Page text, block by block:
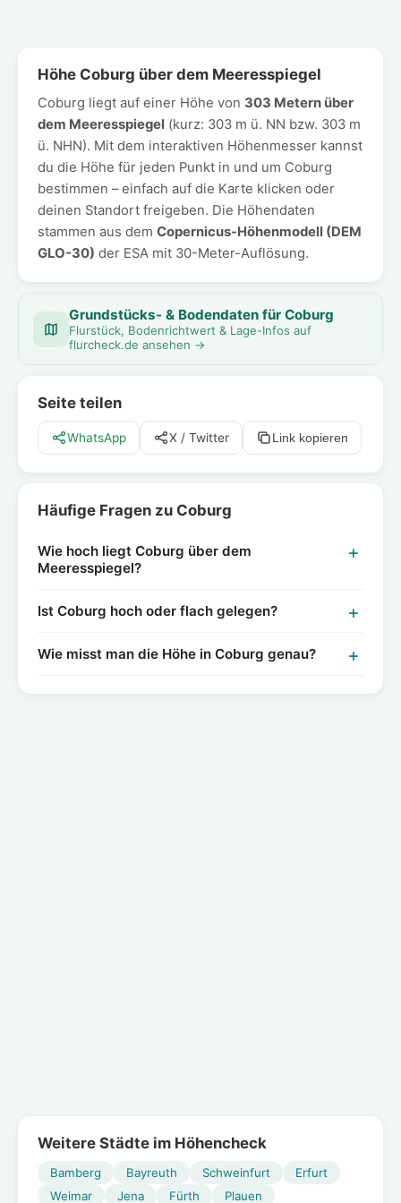
Höhe Coburg über dem Meeresspiegel
Coburg liegt auf einer Höhe von 303 Metern über
dem Meeresspiegel (kurz: 303 m ü. NN bzw. 303 m
ü. NHN). Mit dem interaktiven Höhenmesser kannst
du die Höhe für jeden Punkt in und um Coburg
bestimmen – einfach auf die Karte klicken oder
deinen Standort freigeben. Die Höhendaten
stammen aus dem Copernicus-Höhenmodell (DEM
GLO-30) der ESA mit 30-Meter-Auflösung.
Grundstücks- & Bodendaten für Coburg
Flurstück, Bodenrichtwert & Lage-Infos auf
flurcheck.de ansehen →
Seite teilen
WhatsApp X / Twitter Link kopieren
Häufige Fragen zu Coburg
Wie hoch liegt Coburg über dem
Meeresspiegel?
Ist Coburg hoch oder flach gelegen?
Wie misst man die Höhe in Coburg genau?
Weitere Städte im Höhencheck
Bamberg Bayreuth Schweinfurt
Erfurt
Weimar
Jena Fürth Plauen